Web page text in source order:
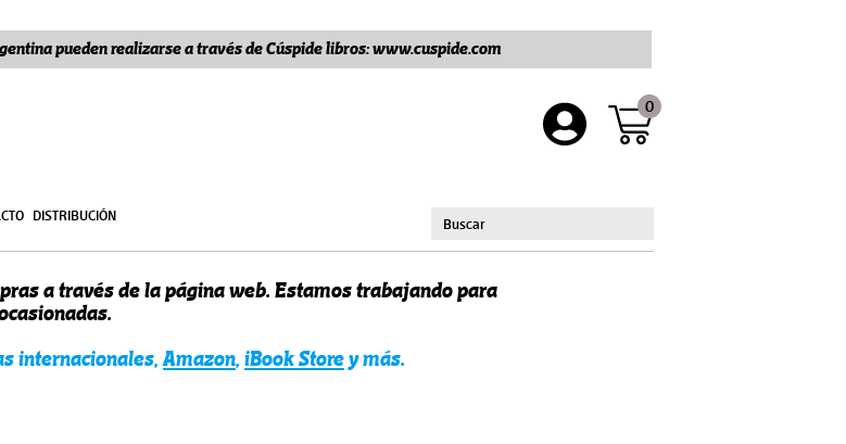
pueden realizarse a través de Cúspide libros: www.cuspide.com
0
DISTRIBUCIÓN
a través de la página web. Estamos trabajando para
internacionales, Amazon, iBook Storey más.